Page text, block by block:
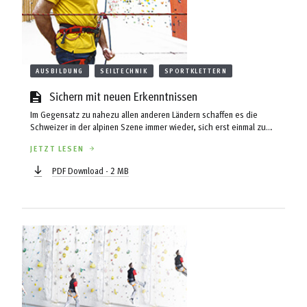
AUSBILDUNG SEILTECHNIK SPORTKLETTERN
Sichern mit neuen Erkenntnissen
Im Gegensatz zu nahezu allen anderen Ländern schaffen es die
Schweizer in der alpinen Szene immer wieder, sich erst einmal zu
zu machen und letztendlich gemeinsam eine Idee oder Empfehlung
abzugeben. Die Vereinigung der Schweizer Kletteranlagen (IGKA)
bietet für ein solches Vorgehen die optimalen Voraussetzungen.
JETZT LESEN
PDF Download - 2 MB